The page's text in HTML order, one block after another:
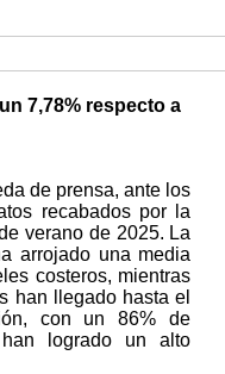
7,78% respecto a
de prensa, ante los
recabados por la
verano de 2025. La
arrojado una media
costeros, mientras
han llegado hasta el
con un 86% de
logrado un alto